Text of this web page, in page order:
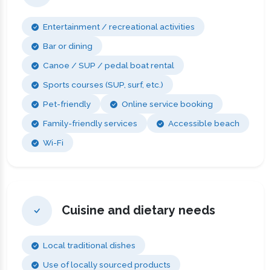
Entertainment / recreational activities
Bar or dining
Canoe / SUP / pedal boat rental
Sports courses (SUP, surf, etc.)
Pet-friendly
Online service booking
Family-friendly services
Accessible beach
Wi-Fi
Cuisine and dietary needs
Local traditional dishes
Use of locally sourced products